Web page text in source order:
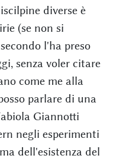
diverse è
(se non si
l'ha preso
senza voler citare
come me alla
parlare di una
Giannotti
negli esperimenti
dell'esistenza del